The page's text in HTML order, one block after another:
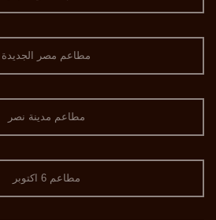
مطاعم مصر الجديدة
مطاعم مدينة نصر
مطاعم 6 اكتوبر